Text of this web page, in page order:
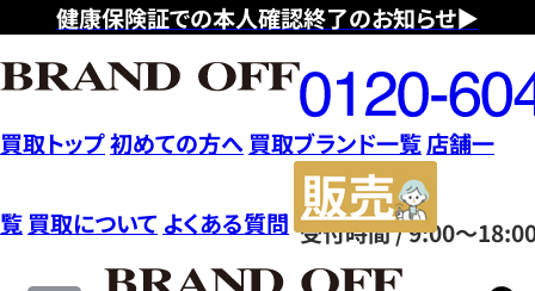
健康保険証での本人確認終了のお知らせ▶
フ
リ
ー
ダ
イ
ヤ
ル
0120604117
受付時間 / 9:00～
買取トップ初めての方へ 買取ブランド一覧店舗一
覧 買取について よくある質問
サ